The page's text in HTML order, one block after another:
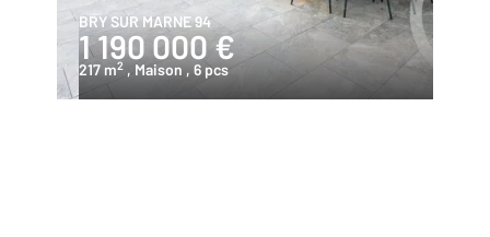
BRY SUR MARNE 94
1 190 000 €
217 m2 , Maison , 6 pcs